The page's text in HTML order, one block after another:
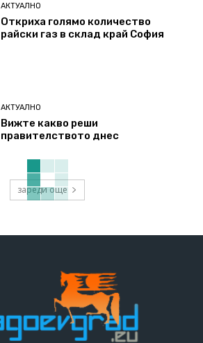
АКТУАЛНО
Откриха голямо количество
райски газ в склад край София
АКТУАЛНО
Вижте какво реши
правителството днес
зареди още